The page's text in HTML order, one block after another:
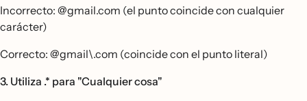
Incorrecto: @gmail.com (el punto coincide con cualquier
carácter)
Correcto: @gmail\.com (coincide con el punto literal)
3. Utiliza .* para "Cualquier cosa"